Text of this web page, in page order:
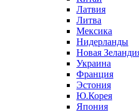
Латвия
Литва
Мексика
Нидерланды
Новая
Украина
Франция
Эстония
Ю.Корея
Япония